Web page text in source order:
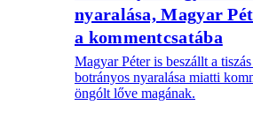
nyaralása, Magyar
a kommentcsatába
Magyar Péter is beszállt a
botrányos nyaralása miatti
öngólt lőve magának.